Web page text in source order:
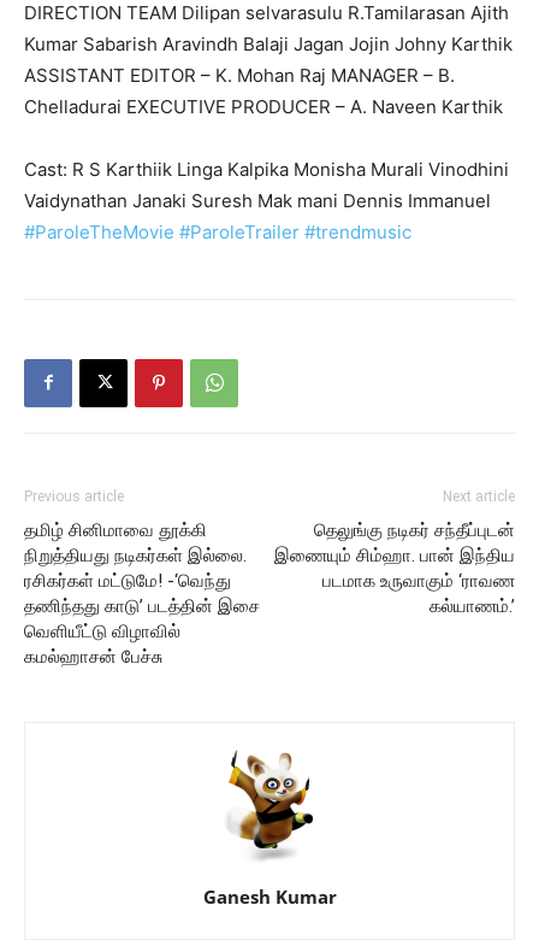
DIRECTION TEAM Dilipan selvarasulu R.Tamilarasan Ajith
Kumar Sabarish Aravindh Balaji Jagan Jojin Johny Karthik
ASSISTANT EDITOR – K. Mohan Raj MANAGER – B.
Chelladurai EXECUTIVE PRODUCER – A. Naveen Karthik
Cast: R S Karthiik Linga Kalpika Monisha Murali Vinodhini
Vaidynathan Janaki Suresh Mak mani Dennis Immanuel
#ParoleTheMovie #ParoleTrailer #trendmusic
Previous article
தமிழ் சினிமாவை தூக்கி
நிறுத்தியது நடிகர்கள் இல்லை.
ரசிகர்கள் மட்டுமே! -‘வெந்து
தணிந்தது காடு’ படத்தின் இசை
வெளியீட்டு விழாவில்
கமல்ஹாசன் பேச்சு
Next article
தெலுங்கு நடிகர் சந்தீப்புடன்
இணையும் சிம்ஹா. பான் இந்திய
படமாக உருவாகும் ‘ராவண
கல்யாணம்.’
Ganesh Kumar